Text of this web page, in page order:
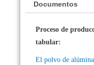
Documentos
Proceso de
tabular:
El polvo de